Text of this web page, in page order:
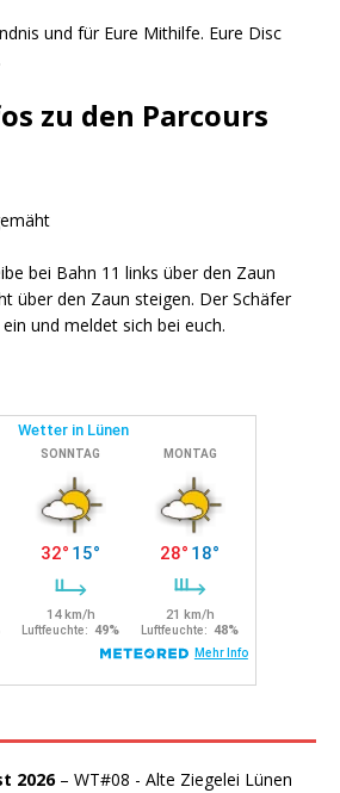
und für Eure Mithilfe. Eure Disc
zu den Parcours
bei Bahn 11 links über den Zaun
über den Zaun steigen. Der Schäfer
und meldet sich bei euch.
2026– WT#08 - Alte Ziegelei Lünen